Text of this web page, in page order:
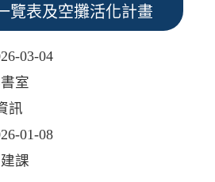
覽表及空攤活化計畫
03-04
室
訊
01-08
課